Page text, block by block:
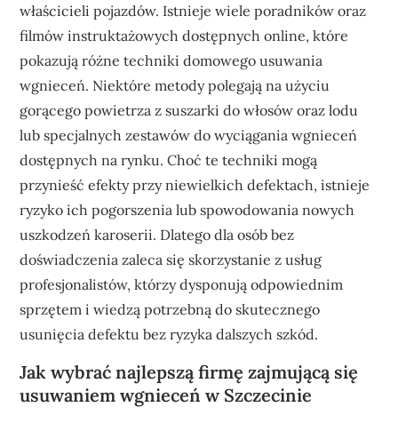
właścicieli pojazdów. Istnieje wiele poradników oraz
filmów instruktażowych dostępnych online, które
pokazują różne techniki domowego usuwania
wgnieceń. Niektóre metody polegają na użyciu
gorącego powietrza z suszarki do włosów oraz lodu
lub specjalnych zestawów do wyciągania wgnieceń
dostępnych na rynku. Choć te techniki mogą
przynieść efekty przy niewielkich defektach, istnieje
ryzyko ich pogorszenia lub spowodowania nowych
uszkodzeń karoserii. Dlatego dla osób bez
doświadczenia zaleca się skorzystanie z usług
profesjonalistów, którzy dysponują odpowiednim
sprzętem i wiedzą potrzebną do skutecznego
usunięcia defektu bez ryzyka dalszych szkód.
Jak wybrać najlepszą firmę zajmującą się
usuwaniem wgnieceń w Szczecinie